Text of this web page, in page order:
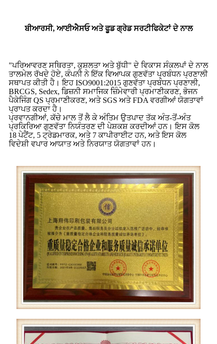
ਬੀਆਰਸੀ, ਆਈਐਸਓ ਅਤੇ ਫੂਡ ਗ੍ਰੇਡ ਸਰਟੀਫਿਕੇਟਾਂ ਦੇ ਨਾਲ
"ਪਰਿਆਵਰਣ ਸਥਿਰਤਾ, ਕੁਸ਼ਲਤਾ ਅਤੇ ਬੁੱਧੀ" ਦੇ ਵਿਕਾਸ ਸੰਕਲਪਾਂ ਦੇ ਨਾਲ
ਤਾਲਮੇਲ ਰੱਖਦੇ ਹੋਏ, ਕੰਪਨੀ ਨੇ ਇੱਕ ਵਿਆਪਕ ਗੁਣਵੱਤਾ ਪ੍ਰਬੰਧਨ ਪ੍ਰਣਾਲੀ
ਸਥਾਪਤ ਕੀਤੀ ਹੈ। ਇਹ ISO9001:2015 ਗੁਣਵੱਤਾ ਪ੍ਰਬੰਧਨ ਪ੍ਰਣਾਲੀ,
BRCGS, Sedex, ਡਿਜ਼ਨੀ ਸਮਾਜਿਕ ਜ਼ਿੰਮੇਵਾਰੀ ਪ੍ਰਮਾਣੀਕਰਣ, ਭੋਜਨ
ਪੈਕੇਜਿੰਗ QS ਪ੍ਰਮਾਣੀਕਰਣ, ਅਤੇ SGS ਅਤੇ FDA ਵਰਗੀਆਂ ਯੋਗਤਾਵਾਂ
ਪ੍ਰਾਪਤ ਕਰਦਾ ਹੈ।
ਪ੍ਰਵਾਨਗੀਆਂ, ਕੱਚੇ ਮਾਲ ਤੋਂ ਲੈ ਕੇ ਅੰਤਿਮ ਉਤਪਾਦ ਤੱਕ ਅੰਤ-ਤੋਂ-ਅੰਤ
ਪ੍ਰਕਿਰਿਆ ਗੁਣਵੱਤਾ ਨਿਯੰਤਰਣ ਦੀ ਪੇਸ਼ਕਸ਼ ਕਰਦੀਆਂ ਹਨ। ਇਸ ਕੋਲ
18 ਪੇਟੈਂਟ, 5 ਟ੍ਰੇਡਮਾਰਕ, ਅਤੇ 7 ਕਾਪੀਰਾਈਟ ਹਨ, ਅਤੇ ਇਸ ਕੋਲ
ਵਿਦੇਸ਼ੀ ਵਪਾਰ ਆਯਾਤ ਅਤੇ ਨਿਰਯਾਤ ਯੋਗਤਾਵਾਂ ਹਨ।